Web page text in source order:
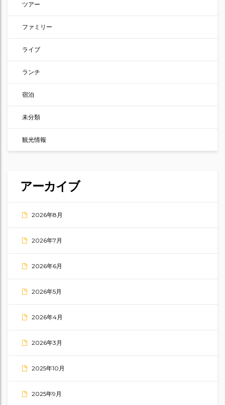
ツアー
ファミリー
ライブ
ランチ
宿泊
未分類
観光情報
アーカイブ
2026年8月
2026年7月
2026年6月
2026年5月
2026年4月
2026年3月
2025年10月
2025年9月